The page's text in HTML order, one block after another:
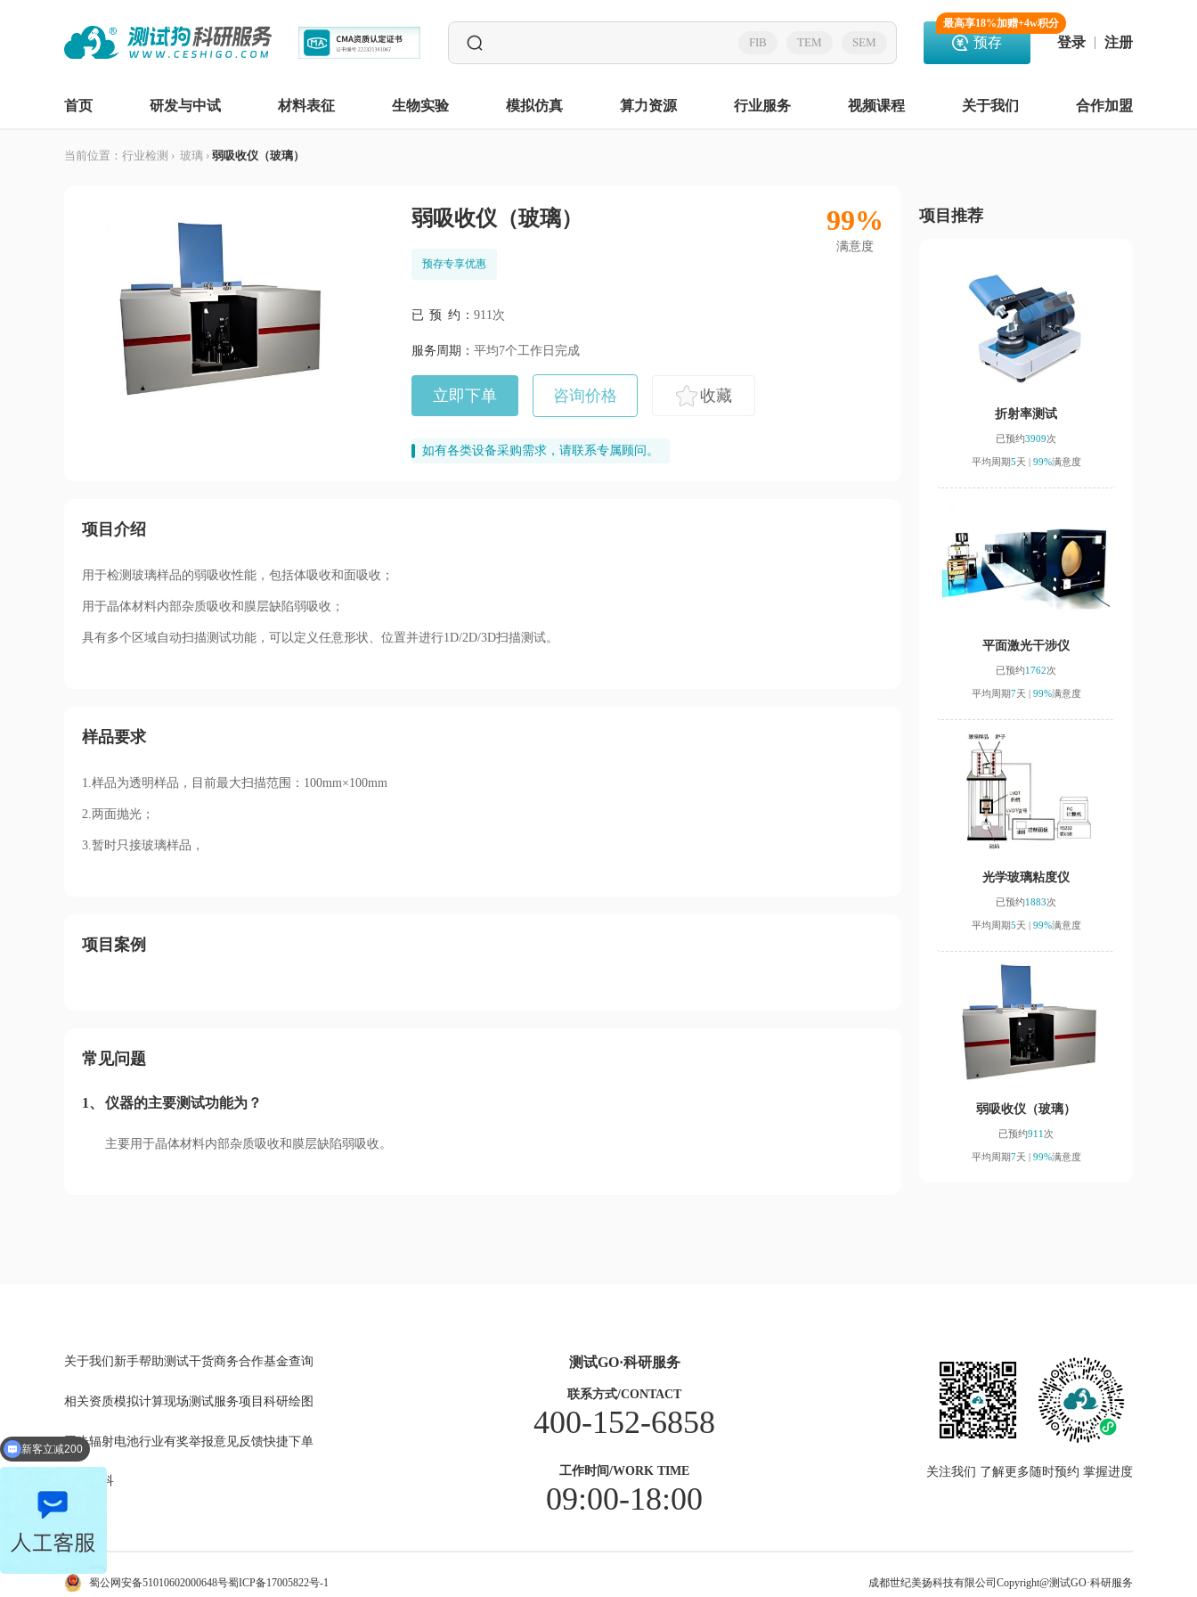
FIB TEM SEM
最高享18%加赠+4w积分
预存 登录 注册
首页 研发与中试 材料表征 生物实验 模拟仿真 算力资源 行业服务 视频课程 关于我们 合作加盟
当前位置： 行业检测 › 玻璃 › 弱吸收仪（玻璃）
99%
满意度
弱吸收仪（玻璃）
预存专享优惠
已 预 约： 911次
服务周期： 平均7个工作日完成
立即下单 咨询价格 收藏
如有各类设备采购需求，请联系专属顾问。
项目介绍
用于检测玻璃样品的弱吸收性能，包括体吸收和面吸收；
用于晶体材料内部杂质吸收和膜层缺陷弱吸收；
具有多个区域自动扫描测试功能，可以定义任意形状、位置并进行1D/2D/3D扫描测试。
样品要求
1.样品为透明样品，目前最大扫描范围： 100mm×100mm
2.两面抛光；
3.暂时只接玻璃样品，
项目案例
常见问题
1、 仪器的主要测试功能为？
主要用于晶体材料内部杂质吸收和膜层缺陷弱吸收。
项目推荐
折射率测试
已预约3909次
平均周期5天 | 99%满意度
平面激光干涉仪
已预约1762次
平均周期7天 | 99%满意度
光学玻璃粘度仪
已预约1883次
平均周期5天 | 99%满意度
弱吸收仪（玻璃）
已预约911次
平均周期7天 | 99%满意度
关于我们 新手帮助测试干货商务合作基金查询
相关资质模拟计算现场测试服务项目 科研绘图
同步辐射电池行业有奖举报意见反馈快捷下单
文库百科
测试GO·科研服务
联系方式/CONTACT
400-152-6858
工作时间/WORK TIME
09:00-18:00
关注我们 了解更多 随时预约 掌握进度
蜀公网安备51010602000648号蜀ICP备17005822号-1 成都世纪美扬科技有限公司 Copyright@测试GO·科研服务
新客立减200